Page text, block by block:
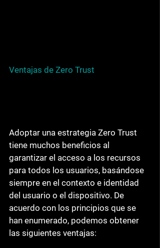
Ventajas de Zero Trust
Adoptar una estrategia Zero Trust
tiene muchos beneficios al
garantizar el acceso a los recursos
para todos los usuarios, basándose
siempre en el contexto e identidad
del usuario o el dispositivo. De
acuerdo con los principios que se
han enumerado, podemos obtener
las siguientes ventajas: